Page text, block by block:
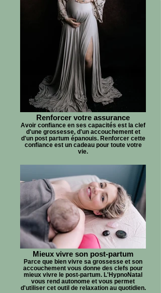
Renforcer votre assurance
Avoir confiance en ses capacités est la clef
d'une grossesse, d'un accouchement et
d'un post partum épanouis. Renforcer cette
confiance est un cadeau pour toute votre
vie.
Mieux vivre son post-partum
Parce que bien vivre sa grossesse et son
accouchement vous donne des clefs pour
mieux vivre le post-partum. L'HypnoNatal
vous rend autonome et vous permet
d'utiliser cet outil de relaxation au quotidien.